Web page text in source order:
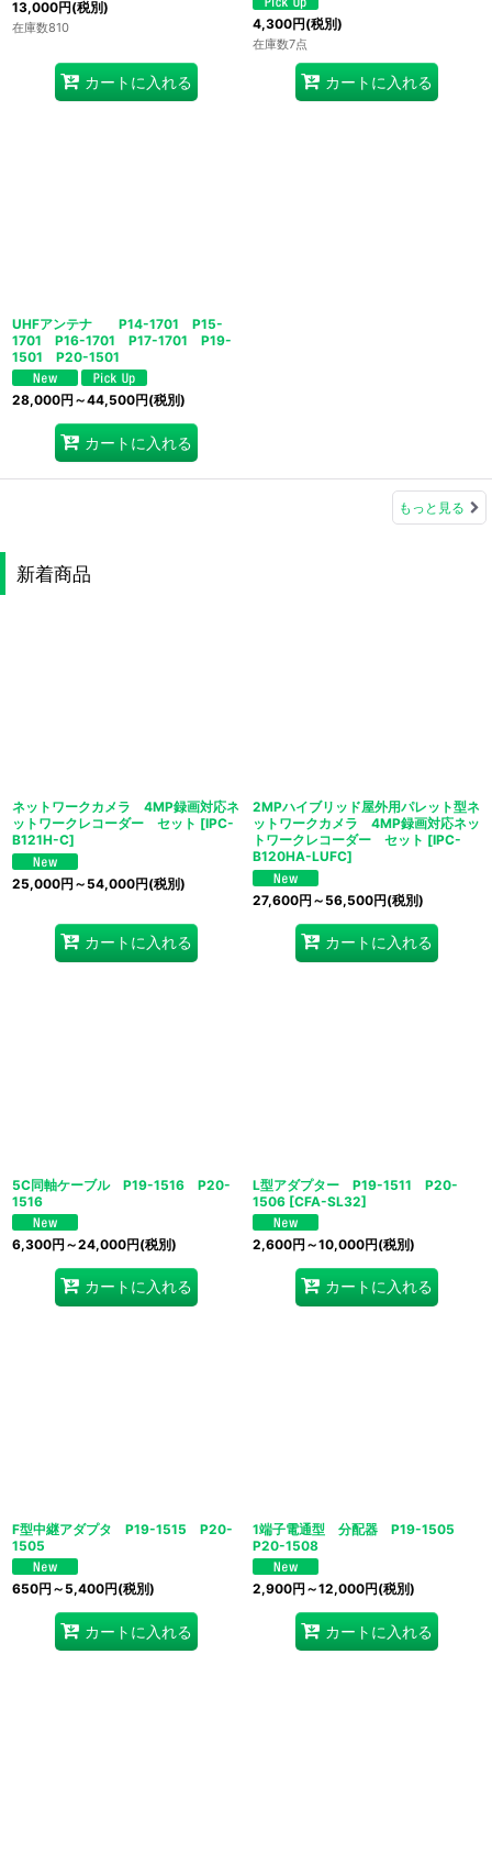
13,000円(税別)
在庫数810
カートに入れる
4,300円(税別)
在庫数7点
カートに入れる
UHFアンテナ P14-1701 P15-
1701 P16-1701 P17-1701 P19-
1501 P20-1501
28,000円 ～44,500円(税別)
カートに入れる
もっと見る
新着商品
ネットワークカメラ 4MP録画対応ネ
ットワークレコーダー セット [IPC-
B121H-C]
25,000円 ～54,000円(税別)
カートに入れる
2MPハイブリッド屋外用パレット型ネ
ットワークカメラ 4MP録画対応ネッ
トワークレコーダー セット [IPC-
B120HA-LUFC]
27,600円 ～56,500円(税別)
カートに入れる
5C同軸ケーブル P19-1516 P20-
1516
6,300円 ～24,000円(税別)
カートに入れる
L型アダプター P19-1511 P20-
1506 [CFA-SL32]
2,600円 ～10,000円(税別)
カートに入れる
F型中継アダプタ P19-1515 P20-
1505
650円 ～5,400円(税別)
カートに入れる
1端子電通型 分配器 P19-1505
P20-1508
2,900円 ～12,000円(税別)
カートに入れる